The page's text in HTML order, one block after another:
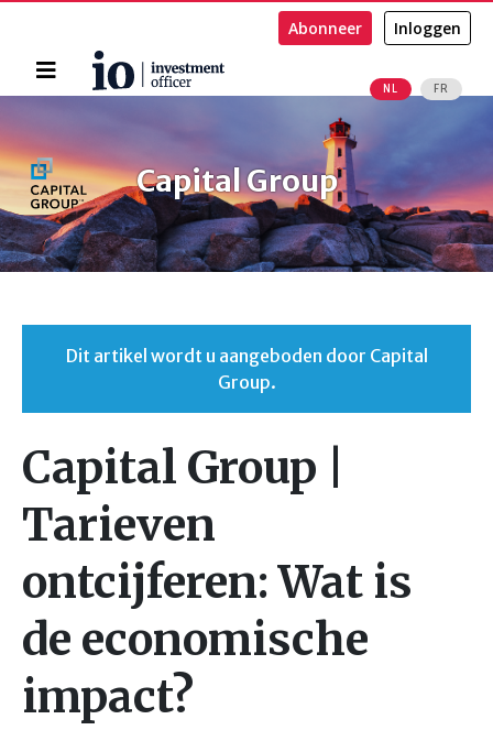
Home
NL FR
Abonneer Inloggen
Zoeken
Capital Group
Dit artikel wordt u aangeboden door Capital
Group.
Capital Group |
Tarieven
ontcijferen: Wat is
de economische
impact?